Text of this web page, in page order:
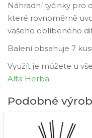
Náhradní tyčinky pro
které rovnoměrně
vašeho oblíbeného
Balení obsahuje 7
Využít je můžete u
Alta Herba
Podobné